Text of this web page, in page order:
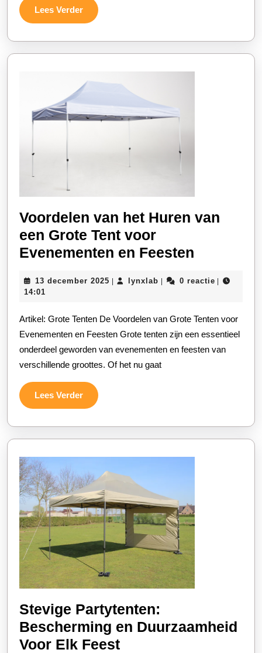
evenement
Lees VerderLees
Verder
Voordelen van het Huren van
een Grote Tent voor
Evenementen en Feesten
het
van
een
Grote
en
Feesten
13 december 2025 13
| lynxlab lynxlab
| 0 reactie |
14:01
Artikel: Grote Tenten De Voordelen van Grote Tenten voor
Evenementen en Feesten Grote tenten zijn een essentieel
onderdeel geworden van evenementen en feesten van
verschillende groottes. Of het nu gaat
Lees VerderLees
Verder
Stevige Partytenten:
Bescherming en Duurzaamheid
Voor Elk FeestStevige